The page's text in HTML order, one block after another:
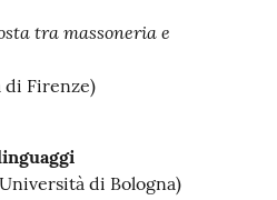
tra massoneria e
di Firenze)
di Bologna)